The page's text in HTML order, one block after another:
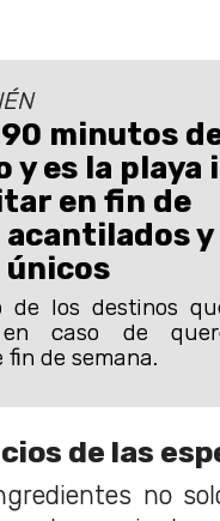
90 minutos
y es la playa
en fin de
acantilados y
únicos
de los destinos
en caso de
fin de semana.
de las
no